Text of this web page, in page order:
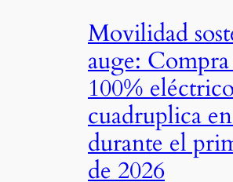
Movilidad
auge:
100%
cuadruplica
durante el
de 2026